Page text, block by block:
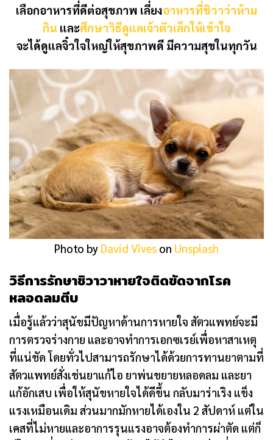
เลือกอาหารที่ดีต่อสุขภาพ เลี่ยงอาหารที่ชิวาว่าห้าม
กิน และศึกษาวิธีดูแลเจ้าตัวเล็กให้เข้าใจ
จะได้ดูแลจิ๋วใจใหญ่ให้สุขภาพดี มีความสุขในทุกวัน
Photo by David Vives on Unsplash
วิธีการรักษาชิวาวาหายใจติดขัดจากโรค
หลอดลมตีบ
เมื่อรู้แล้วว่าสุนัขมีปัญหาด้านการหายใจ สัตวแพทย์จะมี
การตรวจร่างกาย และอาจทำการเอกซเรย์เพื่อหาสาเหตุ
ที่แน่ชัด โดยทั่วไปสามารถรักษาได้ด้วยการทานยาตามที่
สัตวแพทย์สั่งเช่นยาแก้ไอ ยาพ่นขยายหลอดลม และยา
แก้อักเสบ เพื่อให้สุนัขหายใจได้ดีขึ้น กลับมาร่าเริง แข็ง
แรงเหมือนเดิม ส่วนมากมักหายได้เองใน 2 สัปดาห์ แต่ใน
เคสที่ไม่หายและอาการรุนแรงอาจต้องทำการผ่าตัด แต่ก็